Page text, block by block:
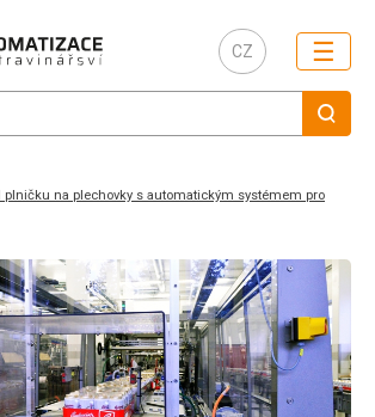
CZ ☰
plničku na plechovky s automatickým systémem pro